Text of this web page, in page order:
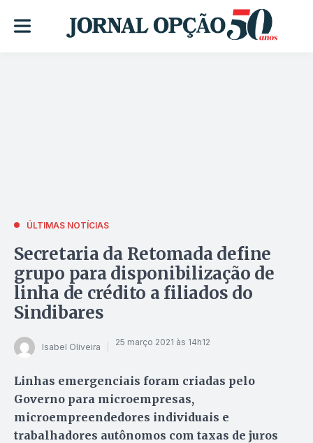
ÚLTIMAS NOTÍCIAS
Secretaria da Retomada define
grupo para disponibilização de
linha de crédito a filiados do
Sindibares
Isabel Oliveira 25 março 2021 às 14h12
Linhas emergenciais foram criadas pelo
Governo para microempresas,
microempreendedores individuais e
trabalhadores autônomos com taxas de juros